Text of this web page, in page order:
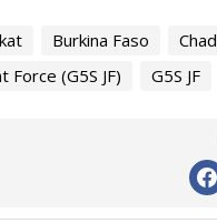
Burkina Faso Chad
Force (G5S JF)
G5S JF